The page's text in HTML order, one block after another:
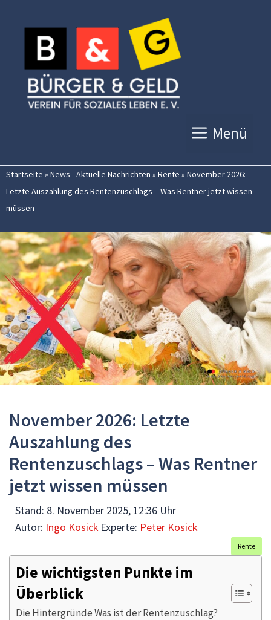
Inhalt
springen
Menü
Startseite » News - Aktuelle Nachrichten » Rente » November 2026:
Letzte Auszahlung des Rentenzuschlags – Was Rentner jetzt wissen
müssen
November 2026: Letzte
Auszahlung des
Rentenzuschlags – Was Rentner
jetzt wissen müssen
Stand: 8. November 2025, 12:36 Uhr
Autor: Ingo Kosick Experte: Peter Kosick
Rente
Die wichtigsten Punkte im
Überblick
Die Hintergründe Was ist der Rentenzuschlag?